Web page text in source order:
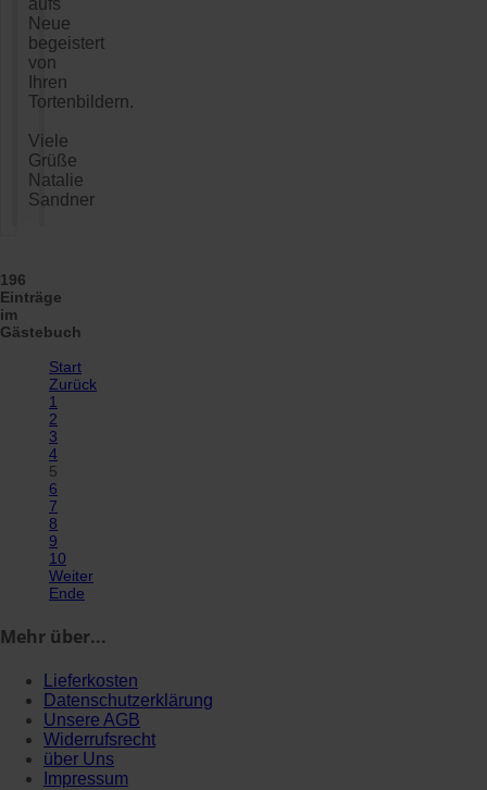
Neue
begeistert
von
Ihren
Tortenbildern.
Viele
Grüße
Natalie
Sandner
196
Einträge
im
Gästebuch
Start
Zurück
1
2
3
4
5
6
7
8
9
10
Weiter
Ende
Mehr über...
Lieferkosten
Datenschutzerklärung
Unsere AGB
Widerrufsrecht
über Uns
Impressum